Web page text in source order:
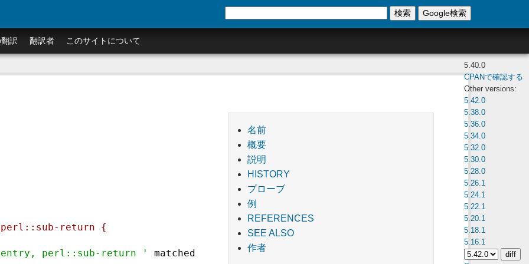
訳 翻訳者 このサイトについて
検索 Google検索
5.40.0
CPANで確認する
Other versions:
5.42.0
5.38.0
5.36.0
5.34.0
5.32.0
5.30.0
5.28.0
5.26.1
5.24.1
5.22.1
5.20.1
5.18.1
5.16.1
名前
概要
説明
HISTORY
プローブ
例
REFERENCES
SEE ALSO
作者
return {
perl::sub-return '